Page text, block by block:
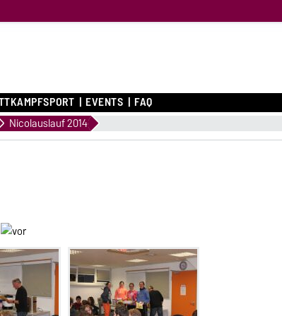
EVENTS FAQ
Nicolauslauf 2014